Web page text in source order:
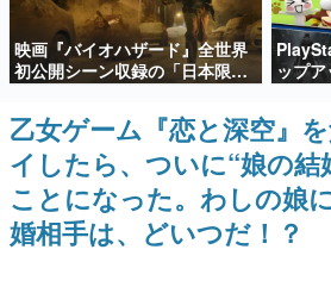
殿堂入り記事
SNS拡散数が数千以上！ ペー
ど。多くの人々に読まれた、
事をまとめました。
ゲームの企画書
名作ゲームクリエイターの方
聞きし、ヒットする企画（ゲ
きます。
赫本
この物語を解いてはいけない
「FUTURISTIC BOX」の計3商
品
映画『バイオハザード』全世界
初公開シーン収録の「日本限
定」予告映像が解禁。バイオの
日（8月10日）にあわせて、
「ラクーンシティ総合病院」へ
行く配達人の姿が披露
ップ
期間
や『
イテ
乙女ゲーム『恋と深空』
イしたら、ついに“娘の結
ことになった。わしの娘
婚相手は、どいつだ！？